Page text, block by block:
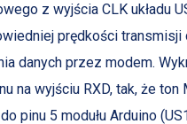
z wyjścia CLK układu
prędkości transmisji
danych przez modem.
na wyjściu RXD, tak, że ton
pinu 5 modułu Arduino